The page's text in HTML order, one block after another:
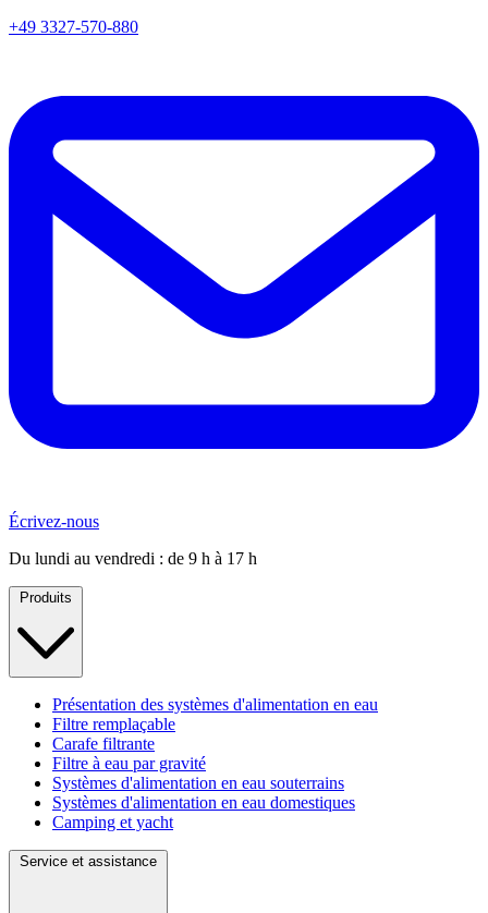
+49 3327-570-880
Écrivez-nous
Du lundi au vendredi : de 9 h à 17 h
Produits
Présentation des systèmes d'alimentation en eau
Filtre remplaçable
Carafe filtrante
Filtre à eau par gravité
Systèmes d'alimentation en eau souterrains
Systèmes d'alimentation en eau domestiques
Camping et yacht
Service et assistance